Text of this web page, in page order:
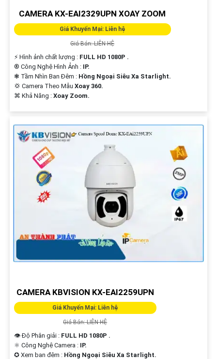
CAMERA KX-EAI2329UPN XOAY ZOOM
Giá Khuyến Mại: Liên hệ
Giá Bán: LIÊN HỆ
️⚡ Hình ảnh chất lượng : FULL HD 1080P .
®️ Công Nghệ Hình Ảnh : IP.
❃ Tầm Nhìn Ban Đêm : Hồng Ngoại Siêu Xa Starlight.
💢 Camera Theo Mẫu Xoay 360.
️⌘ Khả Năng : Xoay Zoom.
CAMERA KBVISION KX-EAI2259UPN
Giá Khuyến Mại: Liên hệ
Giá Bán: LIÊN HỆ
👁 Độ Phân giải : FULL HD 1080P .
⚛️ Công Nghệ Camera : IP.
✪ Xem ban đêm : Hồng Ngoại Siêu Xa Starlight.